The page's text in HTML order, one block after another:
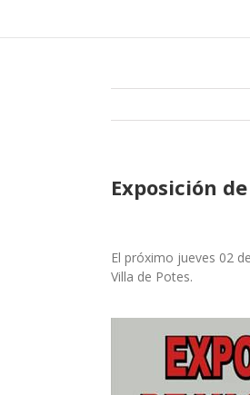
Exposición
El próximo jueves 02
Villa de Potes.